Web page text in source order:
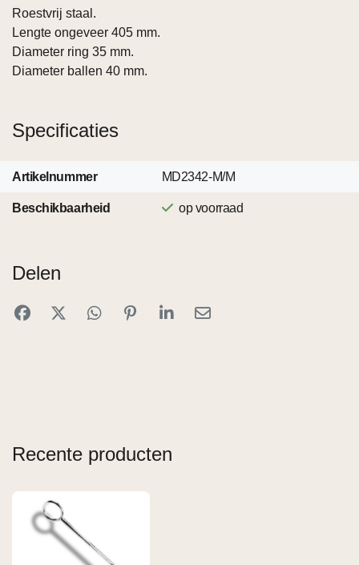
Roestvrij staal.
Lengte ongeveer 405 mm.
Diameter ring 35 mm.
Diameter ballen 40 mm.
Specificaties
Artikelnummer MD2342-M/M
Beschikbaarheid op voorraad
Delen
Recente producten